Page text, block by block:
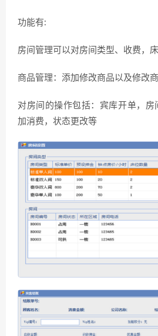
功能有:
房间管理可以对房间类型、收费，
商品管理：添加修改商品以及修改
对房间的操作包括：宾库开单，房
加消费，状态更改等